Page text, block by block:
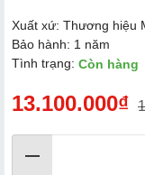
Xuất xứ: Thương hiệu
Bảo hành: 1 năm
Tình trạng: Còn hàng
13.100.000₫